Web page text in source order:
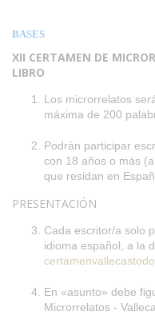
BASES
XII CERTAMEN DE
LIBRO
Los microrrelatos
máxima de 200
Podrán participar
con 18 años o más
que residan en
PRESENTACIÓN
Cada escritor/a solo
idioma español, a la
En «asunto» debe
Microrrelatos -